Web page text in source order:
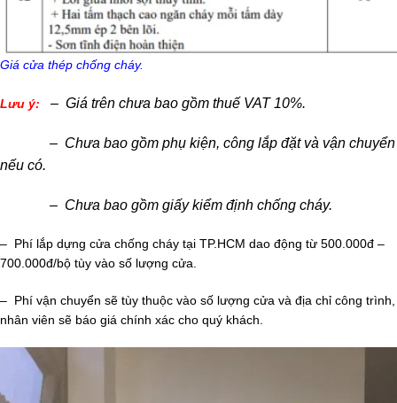
Giá cửa thép chống cháy.
Lưu ý: – Giá trên chưa bao gồm thuế VAT 10%.
– Chưa bao gồm phụ kiện, công lắp đặt và vận chuyển
nếu có.
– Chưa bao gồm giấy kiểm định chống cháy.
– Phí lắp dựng cửa chống cháy tại TP.HCM dao động từ 500.000đ –
700.000đ/bộ tùy vào số lượng cửa.
– Phí vận chuyển sẽ tùy thuộc vào số lượng cửa và địa chỉ công trình,
nhân viên sẽ báo giá chính xác cho quý khách.